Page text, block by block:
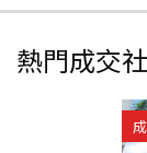
熱門成交